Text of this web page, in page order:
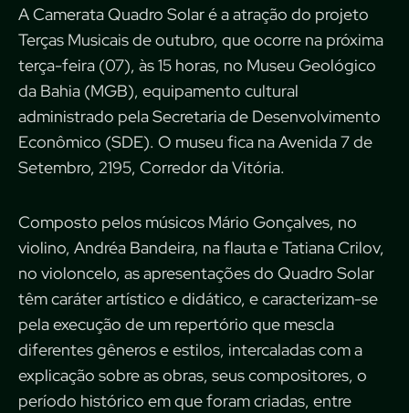
A Camerata Quadro Solar é a atração do projeto
Terças Musicais de outubro, que ocorre na próxima
terça-feira (07), às 15 horas, no Museu Geológico
da Bahia (MGB), equipamento cultural
administrado pela Secretaria de Desenvolvimento
Econômico (SDE). O museu fica na Avenida 7 de
Setembro, 2195, Corredor da Vitória.
Composto pelos músicos Mário Gonçalves, no
violino, Andréa Bandeira, na flauta e Tatiana Crilov,
no violoncelo, as apresentações do Quadro Solar
têm caráter artístico e didático, e caracterizam-se
pela execução de um repertório que mescla
diferentes gêneros e estilos, intercaladas com a
explicação sobre as obras, seus compositores, o
período histórico em que foram criadas, entre